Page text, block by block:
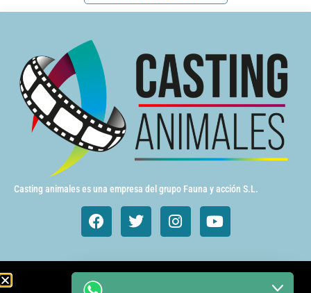
Casting animales es una empresa del grupo Fauna y acción S.L.
Animales de cine y TV